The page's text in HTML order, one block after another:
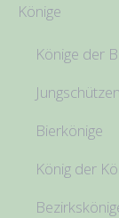
Könige
Könige der
Bierkönige
König der